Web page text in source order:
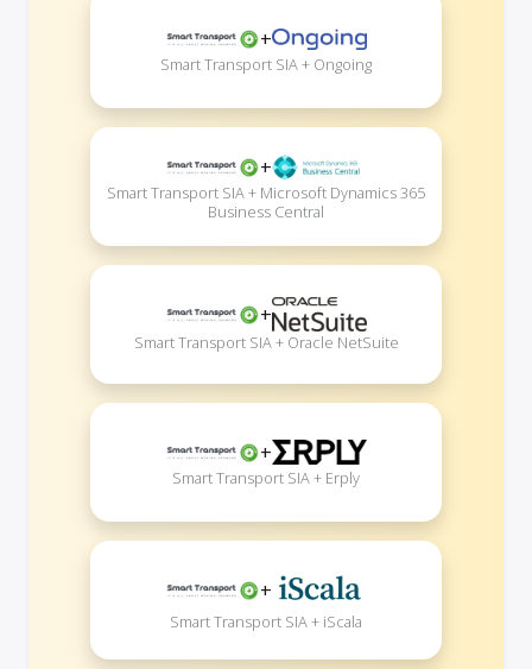
+
Smart Transport SIA + Ongoing
+
Smart Transport SIA + Microsoft Dynamics 365
Business Central
+
Smart Transport SIA + Oracle NetSuite
+
Smart Transport SIA + Erply
+
Smart Transport SIA + iScala